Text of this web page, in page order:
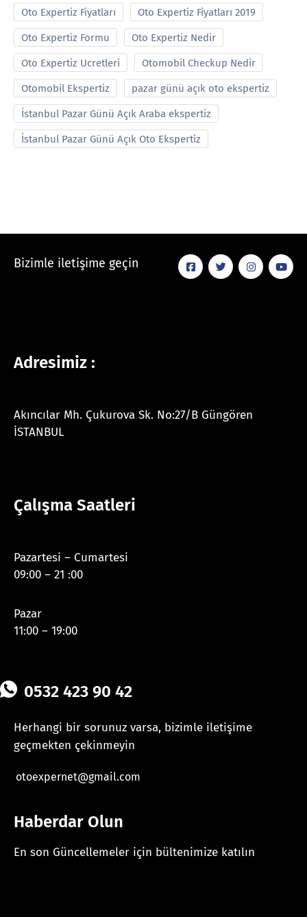
Oto Expertiz Fiyatları Oto Expertiz Fiyatları 2019
Oto Expertiz Formu Oto Expertiz Nedir
Oto Expertiz Ucretleri Otomobil Checkup Nedir
Otomobil Ekspertiz pazar günü açık oto ekspertiz
İstanbul Pazar Günü Açık Araba ekspertiz
İstanbul Pazar Günü Açık Oto Ekspertiz
Bizimle iletişime geçin
Adresimiz :
Akıncılar Mh. Çukurova Sk. No:27/B Güngören
İSTANBUL
Çalışma Saatleri
Pazartesi – Cumartesi
09:00 – 21 :00
Pazar
11:00 – 19:00
0532 423 90 42
Herhangi bir sorunuz varsa, bizimle iletişime
geçmekten çekinmeyin
otoexpernet@gmail.com
Haberdar Olun
En son Güncellemeler için bültenimize katılın